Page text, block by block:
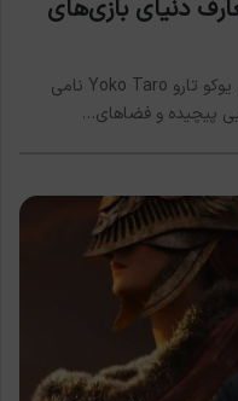
دنیای بازی‌های
مقدمه: معمار داستان‌های تاریک و فلسفی یوکو تارو Yoko Taro نامی
پیچیده و فضاهای…